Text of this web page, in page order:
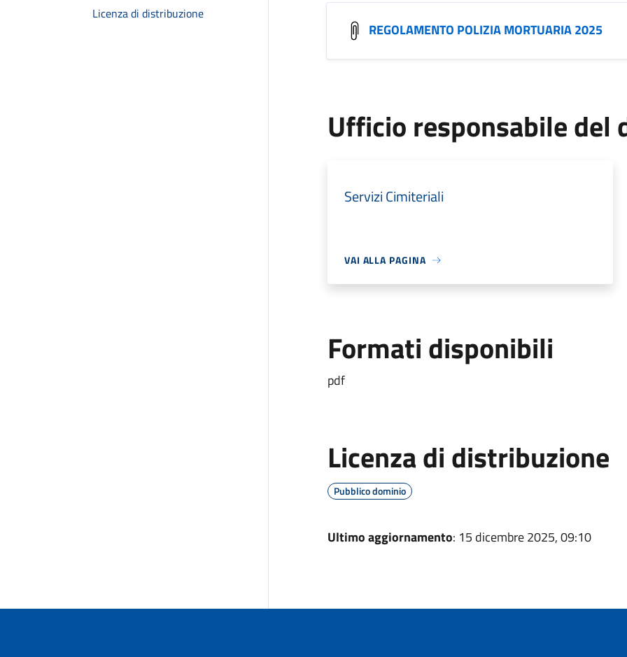
Licenza di distribuzione
REGOLAMENTO POLIZIA MORTUARIA 2025
Ufficio responsabile del
Servizi Cimiteriali
VAI ALLA PAGINA
Formati disponibili
pdf
Licenza di distribuzione
Pubblico dominio
Ultimo aggiornamento: 15 dicembre 2025, 09:10